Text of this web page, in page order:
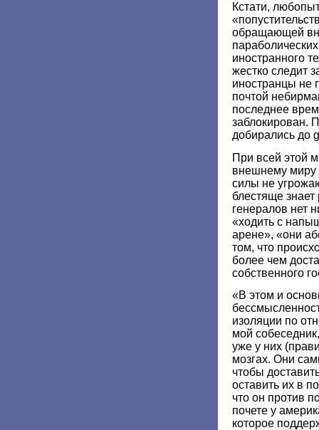
Кстати,
обращающей
иностранного
жестко следит
иностранцы не
почтой
последнее
заблокирован.
добирались до
При всей этой
внешнему миру
силы не
блестяще знает
генералов нет
«ходить с
арене», «они
том, что
более чем
собственного
«В этом и
изоляции по
мой
уже у них
мозгах. Они
чтобы
оставить их в
что он против
почете у
которое